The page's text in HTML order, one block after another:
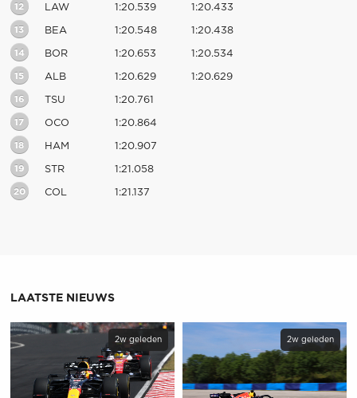
12 LAW 1:20.539 1:20.433
13 BEA 1:20.548 1:20.438
14 BOR 1:20.653 1:20.534
15 ALB 1:20.629 1:20.629
16 TSU 1:20.761
17 OCO 1:20.864
18 HAM 1:20.907
19 STR 1:21.058
20 COL 1:21.137
LAATSTE NIEUWS
2w geleden 2w geleden